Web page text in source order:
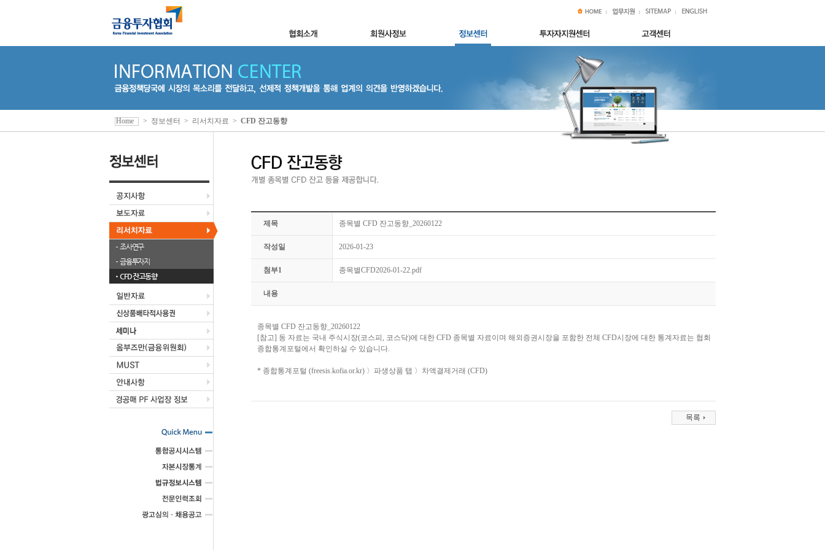
조사연구
금융투자지
CFD 잔고동향
Home > 정보센터 > 리서치자료 > CFD 잔고동향
제목 종목별 CFD 잔고동향_20260122
작성일 2026-01-23
첨부1 종목별CFD2026-01-22.pdf
내용
종목별 CFD 잔고동향_20260122
[참고] 동 자료는 국내 주식시장(코스피, 코스닥)에 대한 CFD 종목별 자료이며 해외증권시장을 포함한 전체 CFD시장에 대한 통계자료는 협회
종합통계포털에서 확인하실 수 있습니다.
* 종합통계포털 (freesis.kofia.or.kr) 〉파생상품 탭 〉차액결제거래 (CFD)